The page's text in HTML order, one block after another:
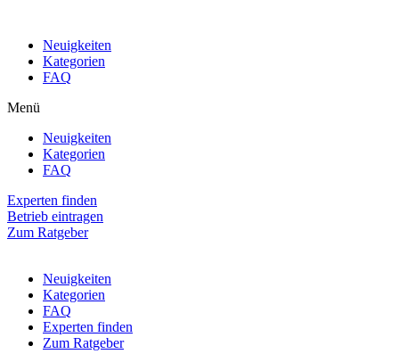
Neuigkeiten
Kategorien
FAQ
Menü
Neuigkeiten
Kategorien
FAQ
Experten finden
Betrieb eintragen
Zum Ratgeber
Neuigkeiten
Kategorien
FAQ
Experten finden
Zum Ratgeber